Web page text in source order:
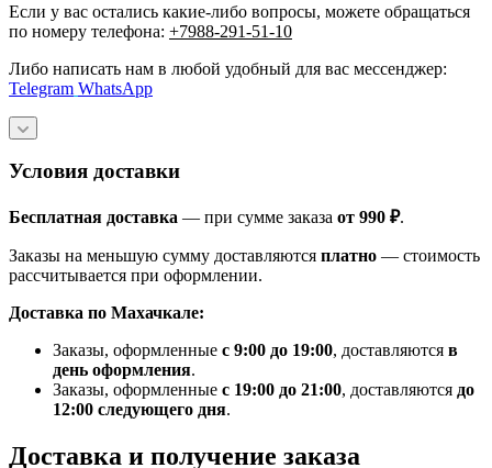
Если у вас остались какие-либо вопросы, можете обращаться
по номеру телефона: +7988-291-51-10
Либо написать нам в любой удобный для вас мессенджер:
Telegram WhatsApp
Условия доставки
Бесплатная доставка — при сумме заказа от 990 ₽.
Заказы на меньшую сумму доставляются платно — стоимость
рассчитывается при оформлении.
Доставка по Махачкале:
Заказы, оформленные с 9:00 до 19:00, доставляются в
день оформления.
Заказы, оформленные с 19:00 до 21:00, доставляются до
12:00 следующего дня.
Доставка и получение заказа